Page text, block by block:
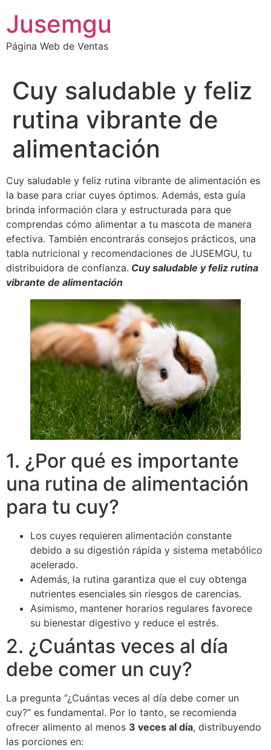
contenido
Jusemgu
Página Web de Ventas
Cuy saludable y feliz
rutina vibrante de
alimentación
Cuy saludable y feliz rutina vibrante de alimentación es
la base para criar cuyes óptimos. Además, esta guía
brinda información clara y estructurada para que
comprendas cómo alimentar a tu mascota de manera
efectiva. También encontrarás consejos prácticos, una
tabla nutricional y recomendaciones de JUSEMGU, tu
distribuidora de confianza. Cuy saludable y feliz rutina
vibrante de alimentación
1. ¿Por qué es importante
una rutina de alimentación
para tu cuy?
Los cuyes requieren alimentación constante
debido a su digestión rápida y sistema metabólico
acelerado.
Además, la rutina garantiza que el cuy obtenga
nutrientes esenciales sin riesgos de carencias.
Asimismo, mantener horarios regulares favorece
su bienestar digestivo y reduce el estrés.
2. ¿Cuántas veces al día
debe comer un cuy?
La pregunta “¿Cuántas veces al día debe comer un
cuy?” es fundamental. Por lo tanto, se recomienda
ofrecer alimento al menos 3 veces al día, distribuyendo
las porciones en: